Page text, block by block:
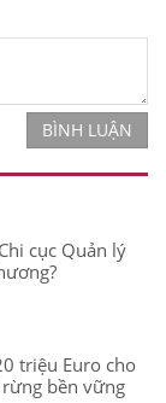
BÌNH LUẬN
cục Quản lý
triệu Euro cho
bền vững